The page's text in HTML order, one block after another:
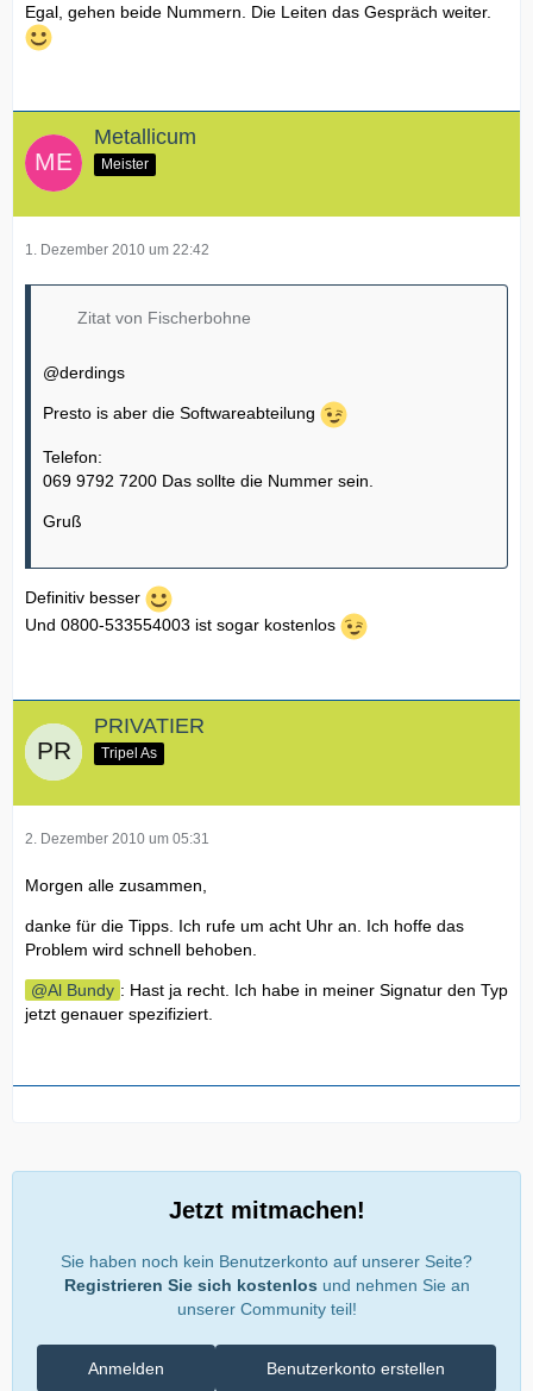
Egal, gehen beide Nummern. Die Leiten das Gespräch weiter.
Metallicum
Meister
1. Dezember 2010 um 22:42
Zitat von Fischerbohne
@derdings
Presto is aber die Softwareabteilung
Telefon:
069 9792 7200 Das sollte die Nummer sein.
Gruß
Definitiv besser
Und 0800-533554003 ist sogar kostenlos
PRIVATIER
Tripel As
2. Dezember 2010 um 05:31
Morgen alle zusammen,
danke für die Tipps. Ich rufe um acht Uhr an. Ich hoffe das
Problem wird schnell behoben.
Al Bundy : Hast ja recht. Ich habe in meiner Signatur den Typ
jetzt genauer spezifiziert.
Jetzt mitmachen!
Sie haben noch kein Benutzerkonto auf unserer Seite?
Registrieren Sie sich kostenlos und nehmen Sie an
unserer Community teil!
Benutzerkonto erstellen
Anmelden